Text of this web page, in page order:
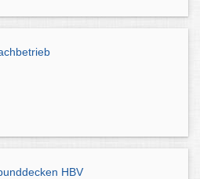
HBV